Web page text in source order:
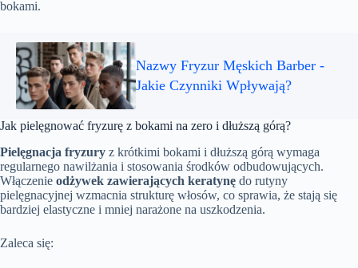
bokami.
Nazwy Fryzur Męskich Barber -
Jakie Czynniki Wpływają?
Jak pielęgnować fryzurę z bokami na zero i dłuższą górą?
Pielęgnacja fryzury z krótkimi bokami i dłuższą górą wymaga
regularnego nawilżania i stosowania środków odbudowujących.
Włączenie odżywek zawierających keratynę do rutyny
pielęgnacyjnej wzmacnia strukturę włosów, co sprawia, że stają się
bardziej elastyczne i mniej narażone na uszkodzenia.
Zaleca się: